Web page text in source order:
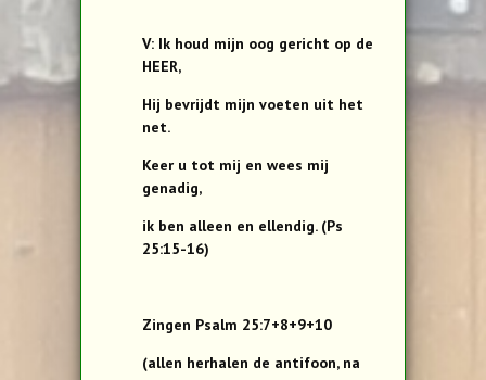
V: Ik houd mijn oog gericht op de
HEER,
Hij bevrijdt mijn voeten uit het
net.
Keer u tot mij en wees mij
genadig,
ik ben alleen en ellendig. (Ps
25:15-16)
Zingen Psalm 25:7+8+9+10
(allen herhalen de antifoon, na